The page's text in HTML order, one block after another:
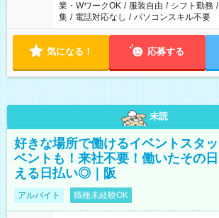
業・WワークOK / 服装自由 / シフト勤務 /
集 / 電話対応なし / パソコンスキル不要
気になる！ 応募する
未読
好きな場所で働けるイベントスタ
ベントも！来社不要！働いたその
える日払い◎｜阪
アルバイト 職種未経験OK